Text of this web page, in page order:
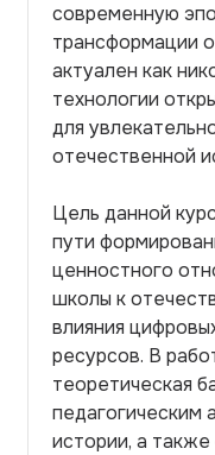
современную
трансформации
актуален как
технологии
для
отечественной
Цель данной
пути
ценностного
школы к
влияния
ресурсов. В
теоретическая
педагогическим
истории, а